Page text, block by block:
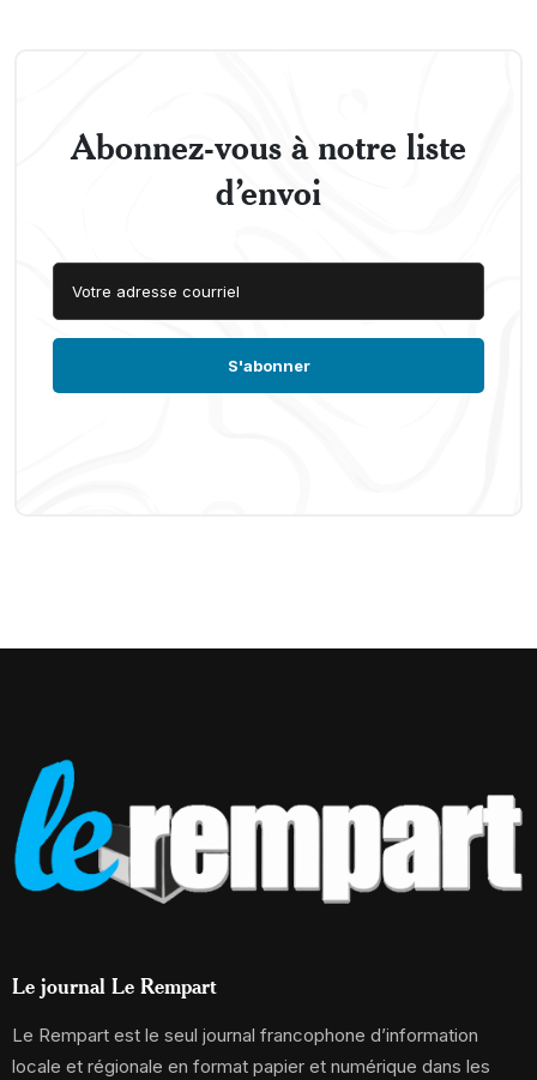
Abonnez-vous à notre liste
d’envoi
Le journal Le Rempart
Le Rempart est le seul journal francophone d’information
locale et régionale en format papier et numérique dans les